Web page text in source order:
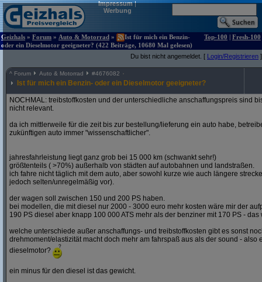
Impressum|
Werbung
Geizhals » Forum » Auto & Motorrad »
Ist für mich ein Benzin-
oder ein Dieselmotor geeigneter? (422 Beiträge, 10680 Mal gelesen)
Top-100 | Fresh-100
Du bist nicht angemeldet. [ Login/Registrieren ]
^ Forum Auto & Motorrad #4676082
Ist für mich ein Benzin- oder ein Dieselmotor geeigneter?
NOCHMAL: treibstoffkosten und der unterschiedliche anschaffungspreis sind
nicht relevant.
da ich mittlerweile für die zeit bis zur bestellung/lieferung ein auto habe,
zukünftigen auto immer "wissenschaftlicher".
jahresfahrleistung liegt ganz grob bei 15 000 km (schwankt sehr!)
größtenteils ( >70%) außerhalb von städten auf autobahnen und landstraßen.
ich fahre nicht täglich mit dem auto, aber sowohl kurze wie auch längere
jedoch selten/unregelmäßig vor).
der wagen soll zwischen 150 und 200 PS haben.
bei modellen, die mit diesel nur 2000 - 3000 euro mehr kosten wäre mir der
190 PS diesel aber knapp 100 000 ATS mehr als der benziner mit 170 PS - das
welche unterschiede außer anschaffungs- und treibstoffkosten gibt es sonst
drehmoment/elastizität macht doch mehr am fahrspaß aus als der sound - also
dieselmotor?
ein minus für den diesel ist das gewicht.